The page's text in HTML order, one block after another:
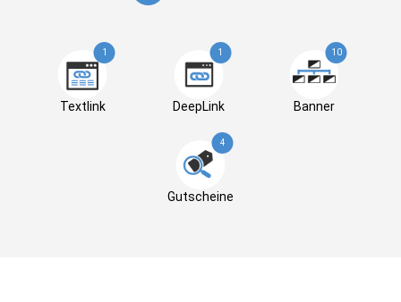
1
Textlink
1
DeepLink
10
Banner
4
Gutscheine